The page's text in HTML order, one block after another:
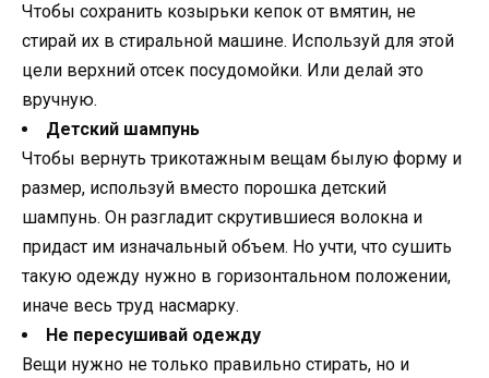
Чтобы сохранить козырьки кепок от вмятин, не
стирай их в стиральной машине. Используй для этой
цели верхний отсек посудомойки. Или делай это
вручную.
Детский шампунь
Чтобы вернуть трикотажным вещам былую форму и
размер, используй вместо порошка детский
шампунь. Он разгладит скрутившиеся волокна и
придаст им изначальный объем. Но учти, что сушить
такую одежду нужно в горизонтальном положении,
иначе весь труд насмарку.
Не пересушивай одежду
Вещи нужно не только правильно стирать, но и